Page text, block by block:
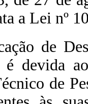
a Lei nº
de
devida
de